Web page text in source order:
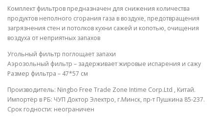
Комплект фильтров предназначен для снижения количества
продуктов неполного сгорания газа в воздухе, предотвращения
загрязнения стен и потолков кухни сажей и копотью, очищения
воздуха от неприятных запахов
Угольный фильтр поглощает запахи
Аэрозольный фильтр – задерживает жировые испарения и сажу
Размер фильтра – 47*57 см
Производитель: Ningbo Free Trade Zone Intime Corp.Ltd , Китай.
Импортёр в РБ: ЧУП Доктор Электро, г.Минск, пр-т Пушкина 85-237.
Срок годности: неограничен